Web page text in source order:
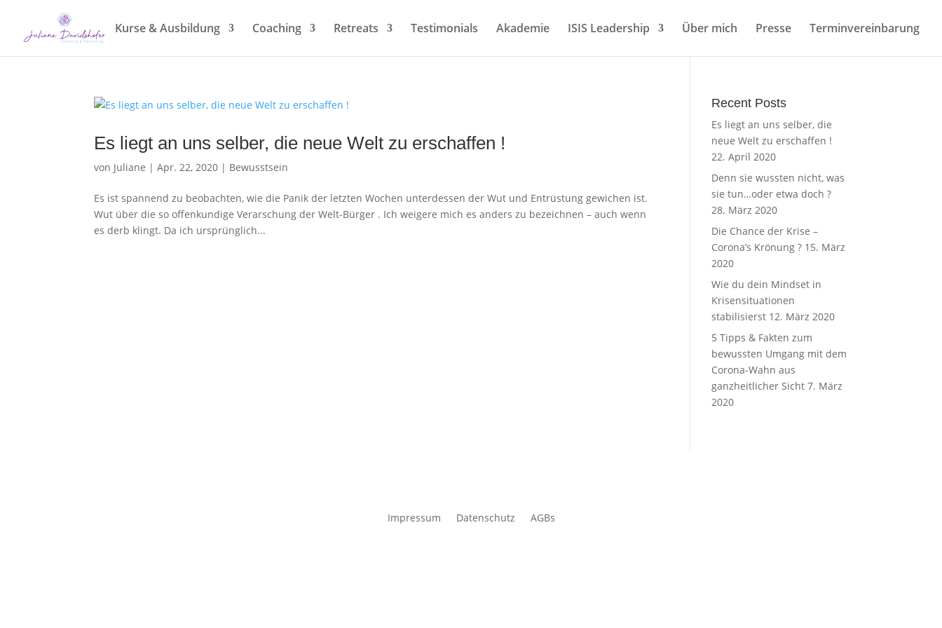
Kurse & Ausbildung Coaching Retreats Testimonials Akademie ISIS Leadership Über mich Presse Terminvereinbarung
Es liegt an uns selber, die neue Welt zu erschaffen !
von Juliane |Apr. 22, 2020 | Bewusstsein
Es ist spannend zu beobachten, wie die Panik der letzten Wochen unterdessen der Wut und Entrüstung gewichen ist.
Wut über die so offenkundige Verarschung der Welt-Bürger . Ich weigere mich es anders zu bezeichnen – auch wenn
es derb klingt. Da ich ursprünglich...
Recent Posts
Es liegt an uns selber, die
neue Welt zu erschaffen !
22. April 2020
Denn sie wussten nicht, was
sie tun…oder etwa doch ?
28. März 2020
Die Chance der Krise –
Corona’s Krönung ? 15. März
2020
Wie du dein Mindset in
Krisensituationen
stabilisierst 12. März 2020
5 Tipps & Fakten zum
bewussten Umgang mit dem
Corona-Wahn aus
ganzheitlicher Sicht 7. März
2020
Impressum Datenschutz AGBs